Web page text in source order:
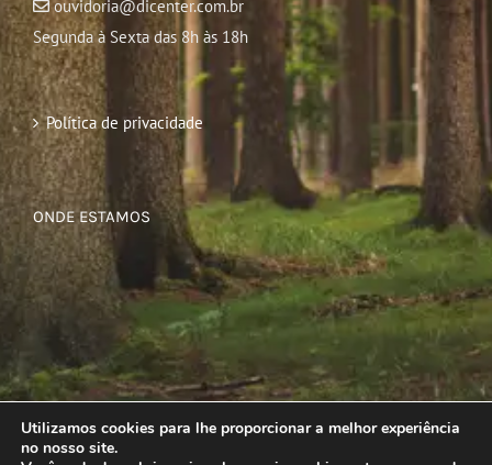
ouvidoria@dicenter.com.br
Segunda à Sexta das 8h às 18h
Política de privacidade
ONDE ESTAMOS
Utilizamos cookies para lhe proporcionar a melhor experiência
no nosso site.